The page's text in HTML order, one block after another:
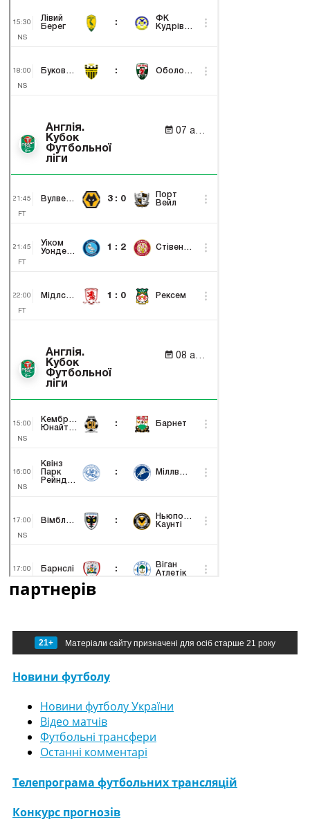
партнерів
21+ Матеріали сайту призначені для осіб старше 21 року
Новини футболу
Новини футболу України
Відео матчів
Футбольні трансфери
Останні комментарі
Телепрограма футбольних трансляцій
Конкурс прогнозів